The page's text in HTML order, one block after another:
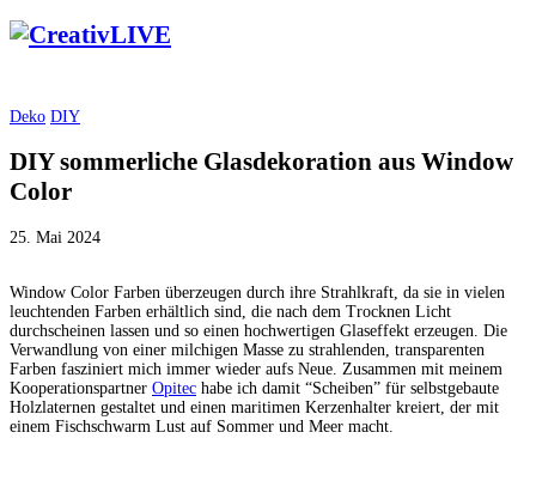
Deko DIY
DIY sommerliche Glasdekoration aus Window
Color
25. Mai 2024
Window Color Farben überzeugen durch ihre Strahlkraft, da sie in vielen
leuchtenden Farben erhältlich sind, die nach dem Trocknen Licht
durchscheinen lassen und so einen hochwertigen Glaseffekt erzeugen. Die
Verwandlung von einer milchigen Masse zu strahlenden, transparenten
Farben fasziniert mich immer wieder aufs Neue. Zusammen mit meinem
Kooperationspartner Opitec habe ich damit “Scheiben” für selbstgebaute
Holzlaternen gestaltet und einen maritimen Kerzenhalter kreiert, der mit
einem Fischschwarm Lust auf Sommer und Meer macht.